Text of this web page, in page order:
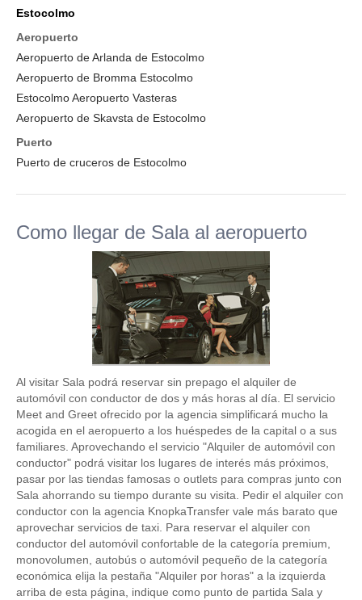
Estocolmo
Aeropuerto
Aeropuerto de Arlanda de Estocolmo
Aeropuerto de Bromma Estocolmo
Estocolmo Aeropuerto Vasteras
Aeropuerto de Skavsta de Estocolmo
Puerto
Puerto de cruceros de Estocolmo
Como llegar de Sala al aeropuerto
Al visitar Sala podrá reservar sin prepago el alquiler de
automóvil con conductor de dos y más horas al día. El servicio
Meet and Greet ofrecido por la agencia simplificará mucho la
acogida en el aeropuerto a los huéspedes de la capital o a sus
familiares. Aprovechando el servicio "Alquiler de automóvil con
conductor" podrá visitar los lugares de interés más próximos,
pasar por las tiendas famosas o outlets para compras junto con
Sala ahorrando su tiempo durante su visita. Pedir el alquiler con
conductor con la agencia KnopkaTransfer vale más barato que
aprovechar servicios de taxi. Para reservar el alquiler con
conductor del automóvil confortable de la categoría premium,
monovolumen, autobús o automóvil pequeño de la categoría
económica elija la pestaña "Alquiler por horas" a la izquierda
arriba de esta página, indique como punto de partida Sala y